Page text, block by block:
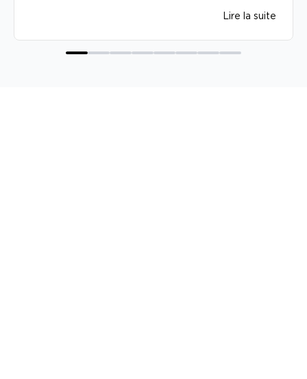
Lire la suite